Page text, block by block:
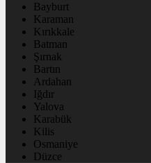
Bayburt
Karaman
Kırıkkale
Batman
Şırnak
Bartın
Ardahan
Iğdır
Yalova
Karabük
Kilis
Osmaniye
Düzce